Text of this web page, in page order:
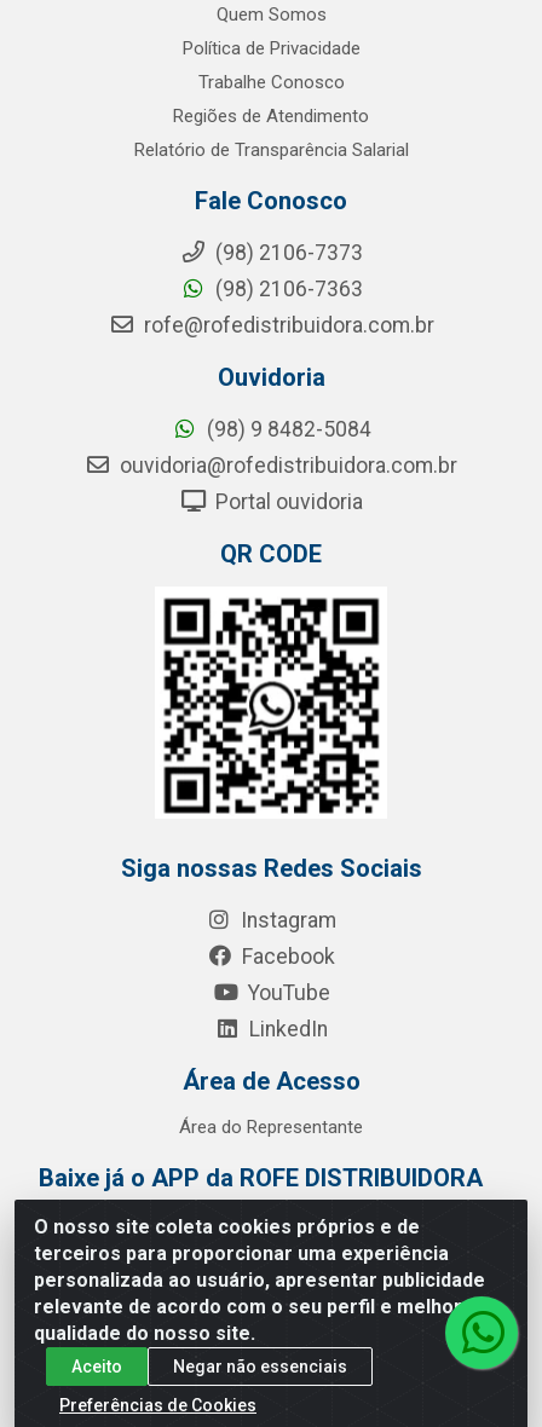
O nosso site coleta cookies próprios e de
terceiros para proporcionar uma experiência
personalizada ao usuário, apresentar publicidade
relevante de acordo com o seu perfil e melhorar a
qualidade do nosso site.
Aceito
Negar não essenciais
Preferências de Cookies
Quem Somos
Política de Privacidade
Trabalhe Conosco
Regiões de Atendimento
Relatório de Transparência Salarial
Fale Conosco
(98) 2106-7373
(98) 2106-7363
rofe@rofedistribuidora.com.br
Ouvidoria
(98) 9 8482-5084
ouvidoria@rofedistribuidora.com.br
Portal ouvidoria
QR CODE
Siga nossas Redes Sociais
Instagram
Facebook
YouTube
LinkedIn
Área de Acesso
Área do Representante
Baixe já o APP da ROFE DISTRIBUIDORA